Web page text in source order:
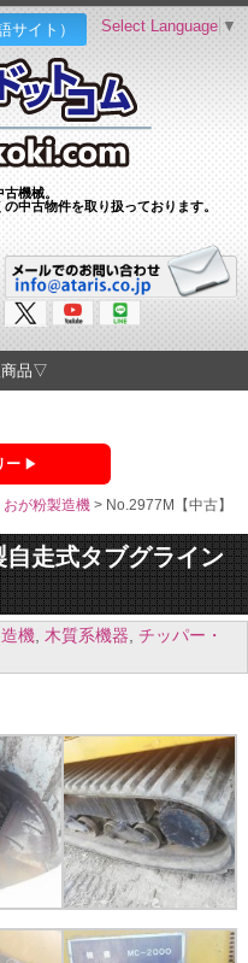
サイト）
古機械。
中古物件を取り扱っております。
Select Language ▼
品▽
ー
が粉製造機 > No.2977M【中古】
走式タブグライン
機, 木質系機器, チッパー・